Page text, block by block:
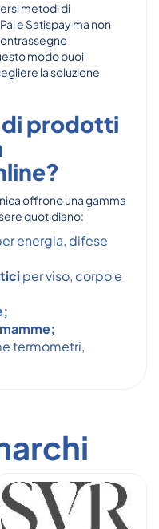
metodi di
e Satispay ma non
modo puoi
la soluzione
prodotti
offrono una gamma
quotidiano:
energia, difese
per viso, corpo e
termometri,